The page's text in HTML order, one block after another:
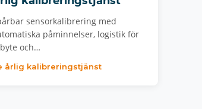
sensorkalibrering med
påminnelser, logistik för
och…
årlig kalibreringstjänst